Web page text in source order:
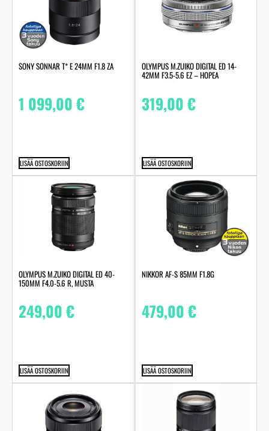
SONY SONNAR T* E 24MM F1.8 ZA
1 099,00€
LISÄÄ OSTOSKORIIN
OLYMPUS M.ZUIKO DIGITAL ED 14-
42MM F3.5-5.6 EZ – HOPEA
319,00€
LISÄÄ OSTOSKORIIN
OLYMPUS M.ZUIKO DIGITAL ED 40-
150MM F4.0-5.6 R, MUSTA
249,00€
LISÄÄ OSTOSKORIIN
NIKKOR AF-S 85MM F1.8G
479,00€
LISÄÄ OSTOSKORIIN